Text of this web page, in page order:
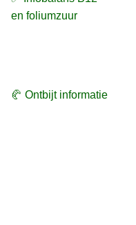
en foliumzuur
🥐 Ontbijt informatie